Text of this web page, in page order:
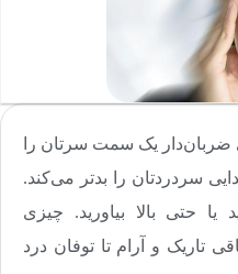
یک سمت سرتان را
سردردتان را بدتر می‌کند.
حتی بالا بیاورید. چیزی
تاریک و آرام تا توفان درد